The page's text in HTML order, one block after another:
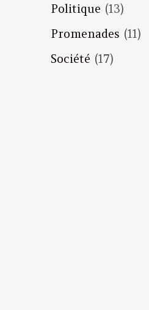
Politique (13)
Promenades (11)
Société (17)